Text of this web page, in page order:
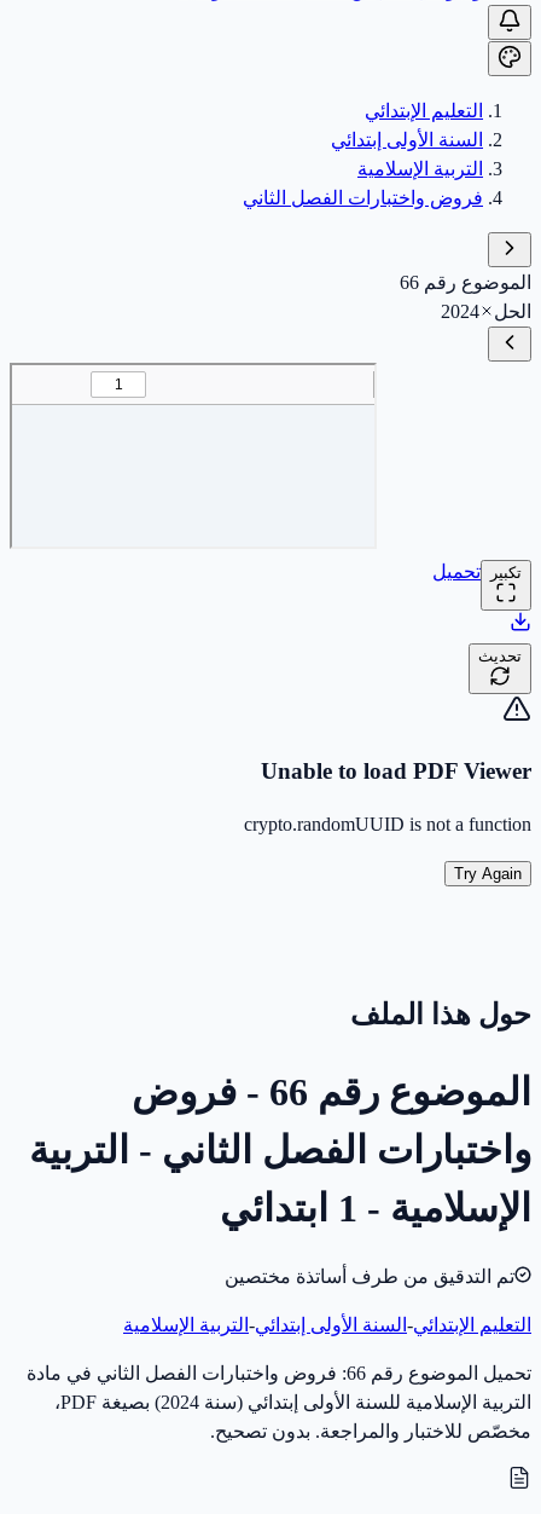
التعليم الإبتدائي
السنة الأولى إبتدائي
التربية الإسلامية
فروض واختبارات الفصل الثاني
الموضوع رقم 66
الحل
2024
تكبير تحميل
تحديث
Unable to load PDF Viewer
crypto.randomUUID is not a function
Try Again
حول هذا الملف
الموضوع رقم 66 - فروض
واختبارات الفصل الثاني - التربية
الإسلامية - 1 ابتدائي
تم التدقيق من طرف أساتذة مختصين
التعليم الإبتدائي- السنة الأولى إبتدائي- التربية الإسلامية
تحميل الموضوع رقم 66: فروض واختبارات الفصل الثاني في مادة
التربية الإسلامية للسنة الأولى إبتدائي (سنة 2024) بصيغة PDF،
مخصّص للاختبار والمراجعة. بدون تصحيح.